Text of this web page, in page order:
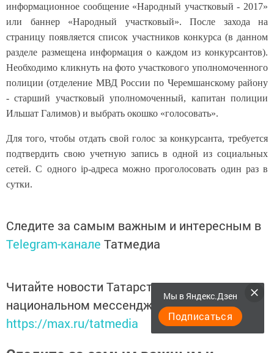
информационное сообщение «Народный участковый - 2017»
или баннер «Народный участковый». После захода на
страницу появляется список участников конкурса (в данном
разделе размещена информация о каждом из конкурсантов).
Необходимо кликнуть на фото участкового уполномоченного
полиции (отделение МВД России по Черемшанскому району
- старший участковый уполномоченный, капитан полиции
Ильшат Галимов) и выбрать окошко «голосовать».
Для того, чтобы отдать свой голос за конкурсанта, требуется
подтвердить свою учетную запись в одной из социальных
сетей. С одного ip-адреса можно проголосовать один раз в
сутки.
Следите за самым важным и интересным в
Telegram-канале Татмедиа
Читайте новости Татарстана в
национальном мессенджере MАХ:
https://max.ru/tatmedia
Мы в Яндекс.Дзен
Подписаться